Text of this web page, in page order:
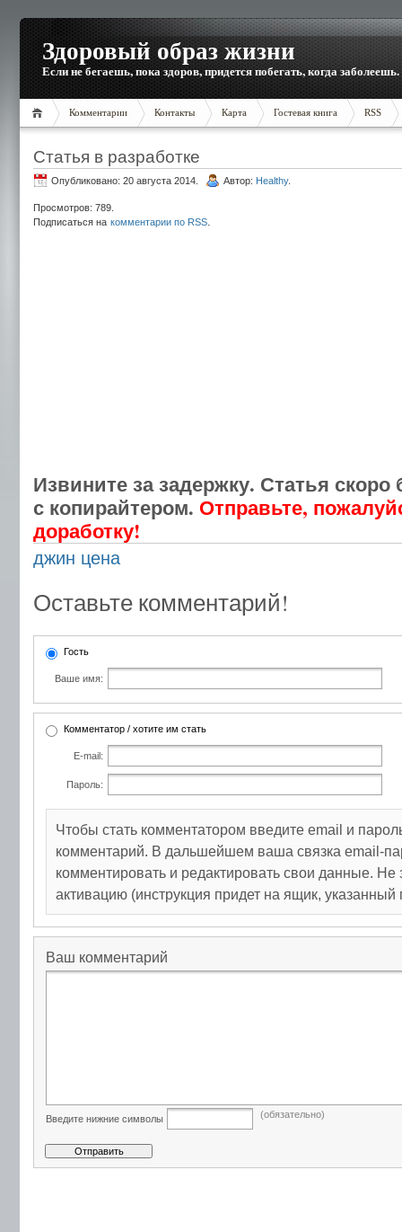
Здоровый образ жизни
Если не бегаешь, пока здоров, придется побегать, когда заболеешь.
Комментарии Контакты Карта Гостевая книга RSS
Статья в разработке
Опубликовано: 20 августа 2014. Автор: Healthy.
Просмотров: 789.
Подписаться на комментарии по RSS.
Извините за задержку. Статья
с копирайтером. Отправьте,
доработку!
джин цена
Оставьте комментарий!
Гость
Ваше имя:
Комментатор / хотите им стать
E-mail:
Пароль:
Чтобы стать комментатором введите email и
комментарий. В дальшейшем ваша связка email-
комментировать и редактировать свои данные. Не
активацию (инструкция придет на ящик, указанный
Ваш комментарий
Введите нижние символы (обязательно)